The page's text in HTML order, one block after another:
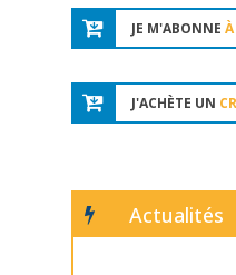
JE M'ABONNE
J'ACHÈTE UN
Actualités